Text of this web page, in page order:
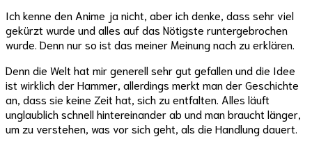
Ich kenne den Anime ja nicht, aber ich denke, dass sehr viel
gekürzt wurde und alles auf das Nötigste runtergebrochen
wurde. Denn nur so ist das meiner Meinung nach zu erklären.
Denn die Welt hat mir generell sehr gut gefallen und die Idee
ist wirklich der Hammer, allerdings merkt man der Geschichte
an, dass sie keine Zeit hat, sich zu entfalten. Alles läuft
unglaublich schnell hintereinander ab und man braucht länger,
um zu verstehen, was vor sich geht, als die Handlung dauert.